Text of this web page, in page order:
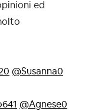
ed
@Susanna0
@Agnese0